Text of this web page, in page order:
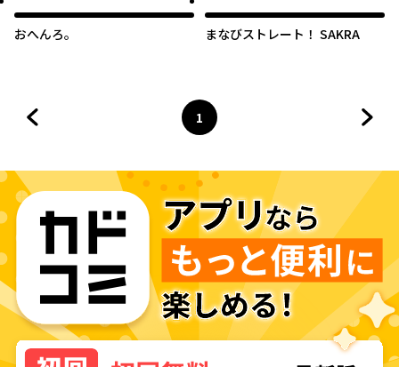
おへんろ。 まなびストレート！ SAKRA
ページ
1
へ